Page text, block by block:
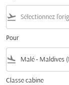
flight_takeoff
Pour
flight_land
Classe cabine